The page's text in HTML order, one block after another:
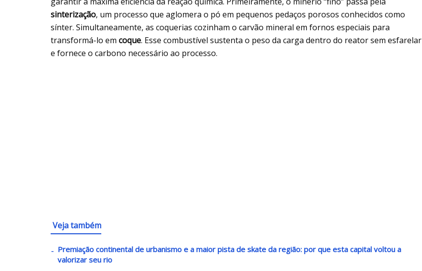
sinterização, um processo que aglomera o pó em pequenos pedaços porosos conhecidos como
sínter. Simultaneamente, as coquerias cozinham o carvão mineral em fornos especiais para
transformá-lo em coque. Esse combustível sustenta o peso da carga dentro do reator sem esfarelar
e fornece o carbono necessário ao processo.
Veja também
Premiação continental de urbanismo e a maior pista de skate da região: por que esta capital voltou a
valorizar seu rio